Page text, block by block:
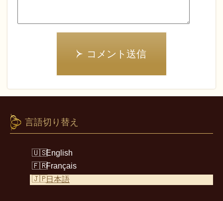
コメント送信
言語切り替え
English
Français
日本語